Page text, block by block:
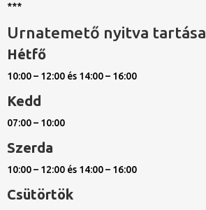
***
Urnatemető nyitva tartása
Hétfő
10:00 – 12:00 és 14:00 – 16:00
Kedd
07:00 – 10:00
Szerda
10:00 – 12:00 és 14:00 – 16:00
Csütörtök